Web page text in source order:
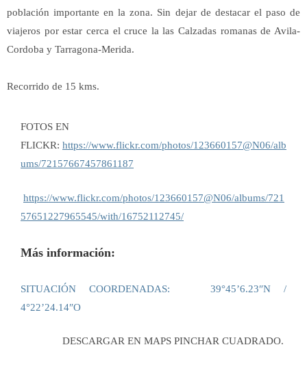
población importante en la zona. Sin dejar de destacar el paso de
viajeros por estar cerca el cruce la las Calzadas romanas de Avila-
Cordoba y Tarragona-Merida.
Recorrido de 15 kms.
FOTOS EN
FLICKR: https://www.flickr.com/photos/123660157@N06/alb
ums/72157667457861187
https://www.flickr.com/photos/123660157@N06/albums/721
57651227965545/with/16752112745/
Más información:
SITUACIÓN COORDENADAS: 39°45’6.23″N /
4°22’24.14″O
DESCARGAR EN MAPS PINCHAR CUADRADO.